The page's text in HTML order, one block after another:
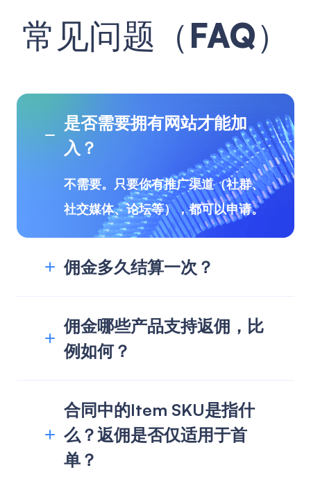
常见问题（FAQ）
是否需要拥有网站才能加
入？
不需要。只要你有推广渠道（社群、
社交媒体、论坛等），都可以申请。
佣金多久结算一次？
佣金哪些产品支持返佣，比
例如何？
合同中的Item SKU是指什
么？返佣是否仅适用于首
单？